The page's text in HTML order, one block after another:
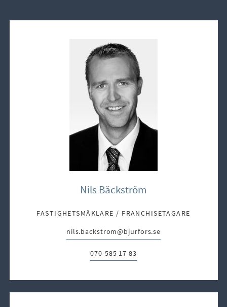
Nils Bäckström
FASTIGHETSMÄKLARE / FRANCHISETAGARE
E-post:
nils.backstrom@bjurfors.se
Telefon:
070-585 17 83